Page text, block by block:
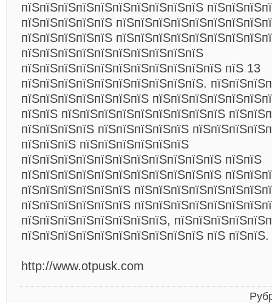
пїЅпїЅпїЅпїЅпїЅпїЅпїЅпїЅпїЅпїЅ
пїЅпїЅпїЅпїЅпїЅ
пїЅпїЅпїЅпїЅпїЅ
пїЅпїЅпїЅпїЅпїЅпїЅпїЅпїЅпїЅпїЅ
пїЅпїЅпїЅпїЅпїЅпїЅпїЅпїЅпїЅпїЅпїЅ пїЅ 13
пїЅпїЅпїЅпїЅпїЅпїЅпїЅпїЅпїЅпїЅ.
пїЅпїЅпїЅпїЅпїЅпїЅпїЅ
пїЅпїЅ пїЅпїЅпїЅпїЅпїЅпїЅпїЅпїЅпїЅ
пїЅпїЅпїЅпїЅ пїЅпїЅпїЅпїЅпїЅ
пїЅпїЅпїЅ пїЅпїЅпїЅпїЅпїЅпїЅ
пїЅпїЅпїЅпїЅпїЅпїЅпїЅпїЅпїЅпїЅпїЅ пїЅпїЅ
пїЅпїЅпїЅпїЅпїЅпїЅпїЅпїЅпїЅпїЅпїЅ
пїЅпїЅпїЅпїЅпїЅпїЅ
пїЅпїЅпїЅпїЅпїЅпїЅ
пїЅпїЅпїЅпїЅпїЅпїЅпїЅпїЅ,
пїЅпїЅпїЅпїЅпїЅпїЅпїЅпїЅпїЅпїЅ пїЅ пїЅпїЅ.
http://www.otpusk.com